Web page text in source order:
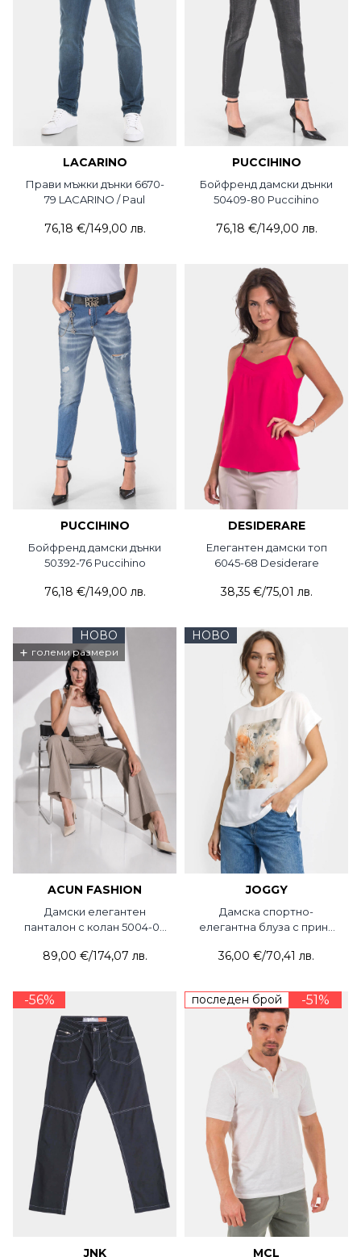
LACARINO
Прави мъжки дънки 6670-
79 LACARINO / Paul
76,18 €/149,00 лв.
PUCCIHINO
Бойфренд дамски дънки
50409-80 Puccihino
76,18 €/149,00 лв.
PUCCIHINO
Бойфренд дамски дънки
50392-76 Puccihino
76,18 €/149,00 лв.
DESIDERARE
Елегантен дамски топ
6045-68 Desiderare
38,35 €/75,01 лв.
НОВО
+ големи размери
ACUN FASHION
Дамски елегантен
панталон с колан 5004-03
89,00 €/174,07 лв.
НОВО
JOGGY
Дамска спортно-
елегантна блуза с принт
36,00 €/70,41 лв.
-56%
JNK
последен брой -51%
MCL